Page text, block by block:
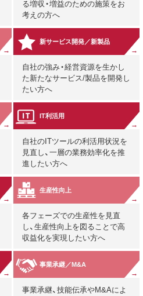
る増収・増益のための施策をお
考えの方へ
新サービス開発／新製品
自社の強み・経営資源を生かし
た新たなサービス/製品を開発し
たい方へ
IT利活用
自社のITツールの利活用状況を
見直し、一層の業務効率化を推
進したい方へ
生産性向上
各フェーズでの生産性を見直
し、生産性向上を図ることで高
収益化を実現したい方へ
事業承継／M&A
事業承継、技能伝承やM&Aによ